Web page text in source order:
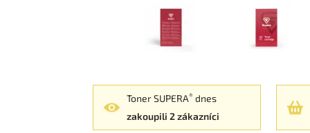
Toner SUPERA® dnes
zakoupili 2 zákazníci